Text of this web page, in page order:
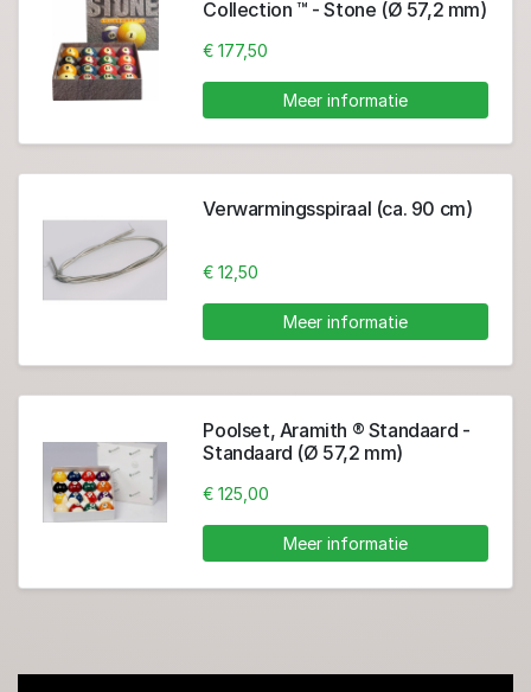
Collection ™ - Stone (Ø 57,2 mm)
€ 177,50
Meer informatie
Verwarmingsspiraal (ca. 90 cm)
€ 12,50
Meer informatie
Poolset, Aramith ® Standaard -
Standaard (Ø 57,2 mm)
€ 125,00
Meer informatie